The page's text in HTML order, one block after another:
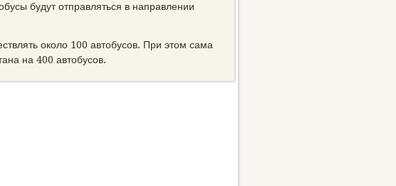
будут отправляться в направлении
около 100 автобусов. При этом сама
на 400 автобусов.